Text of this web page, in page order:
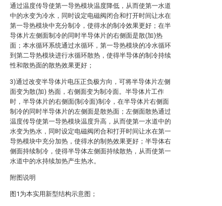
通过温度传导使第一导热模块温度降低，从而使第一水道
中的水变为冷水，同时设定电磁阀闭合和打开时间让水在
第一导热模块中充分制冷，使得水的制冷效果更好；在半
导体片左侧面制冷的同时半导体片的右侧面是散(加)热
面；本水循环系统通过水循环，第一导热模块的冷水循环
到第二导热模块进行水循环散热，使得半导体的制冷持续
性和散热面的散热效果更好；
3)通过改变半导体片电压正负极方向，可将半导体片左侧
面变为散(加) 热面，右侧面变为制冷面。半导体片工作
时，半导体片的右侧面(制冷面)制冷，在半导体片右侧面
制冷的同时半导体片的左侧面是散热面；左侧面散热通过
温度传导使第一导热模块温度升高，从而使第一水道中的
水变为热水，同时设定电磁阀闭合和打开时间让水在第一
导热模块中充分加热，使得水的制热效果更好；半导体右
侧面持续制冷，使得半导体左侧面持续散热，从而使第一
水道中的水持续加热产生热水。
附图说明
图1为本实用新型结构示意图；